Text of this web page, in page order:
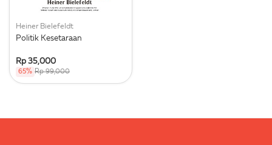
Heiner Bielefeldt
Politik Kesetaraan
Rp 35,000
65% Rp 99,000